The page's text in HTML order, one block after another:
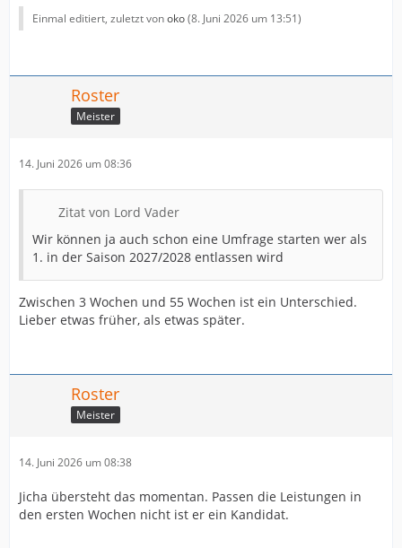
Einmal editiert, zuletzt vonoko(8. Juni 2026 um 13:51)
Roster
Meister
14. Juni 2026 um 08:36
Zitat von Lord Vader
Wir können ja auch schon eine Umfrage starten wer als
1. in der Saison 2027/2028 entlassen wird
Zwischen 3 Wochen und 55 Wochen ist ein Unterschied.
Lieber etwas früher, als etwas später.
Roster
Meister
14. Juni 2026 um 08:38
Jicha übersteht das momentan. Passen die Leistungen in
den ersten Wochen nicht ist er ein Kandidat.